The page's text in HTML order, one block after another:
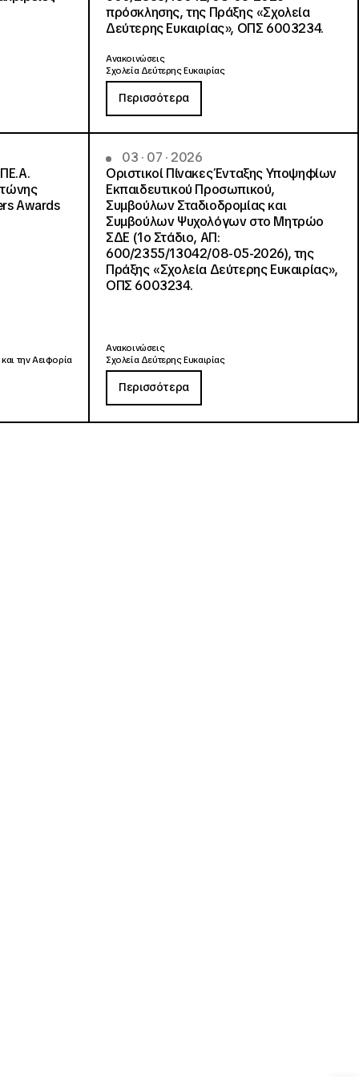
πρόσκλησης, της Πράξης «Σχολεία
Δεύτερης Ευκαιρίας», ΟΠΣ 6003234.
Ανακοινώσεις
Σχολεία Δεύτερης Ευκαιρίας
Περισσότερα
Awards
την Αειφορία
03 · 07 · 2026
Οριστικοί Πίνακες Ένταξης Υποψηφίων
Εκπαιδευτικού Προσωπικού,
Συμβούλων Σταδιοδρομίας και
Συμβούλων Ψυχολόγων στο Μητρώο
ΣΔΕ (1ο Στάδιο, ΑΠ:
600/2355/13042/08-05-2026), της
Πράξης «Σχολεία Δεύτερης Ευκαιρίας»,
ΟΠΣ 6003234.
Ανακοινώσεις
Σχολεία Δεύτερης Ευκαιρίας
Περισσότερα